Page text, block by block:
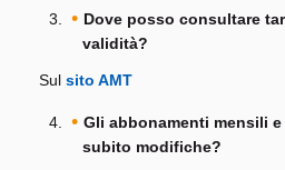
Dove posso consultare
validità?
Sul sito AMT
Gli abbonamenti mensili
subito modifiche?